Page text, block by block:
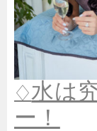
♢水は
ー！